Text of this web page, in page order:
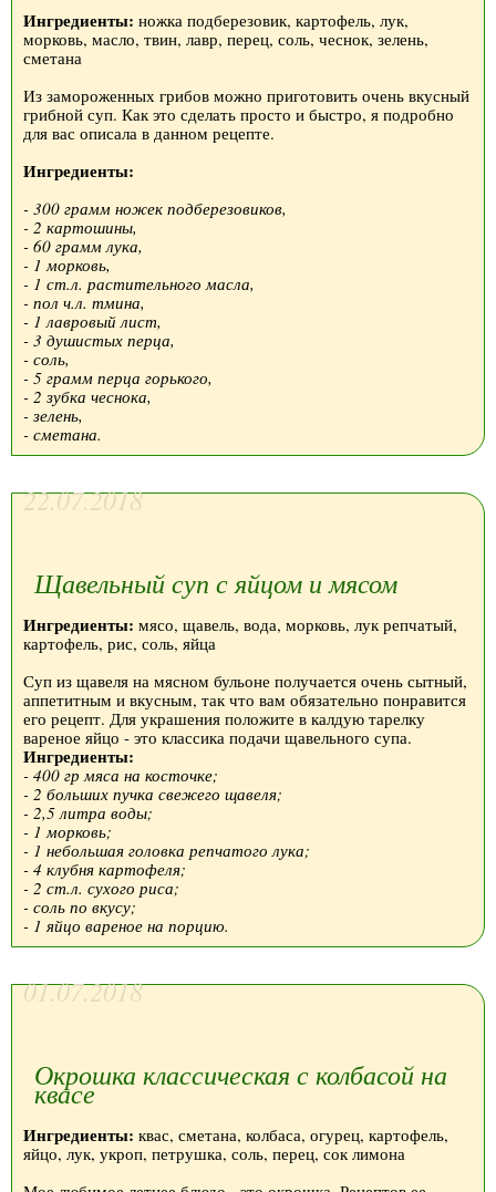
Ингредиенты: ножка подберезовик, картофель, лук,
морковь, масло, твин, лавр, перец, соль, чеснок, зелень,
сметана
Из замороженных грибов можно приготовить очень вкусный
грибной суп. Как это сделать просто и быстро, я подробно
для вас описала в данном рецепте.
Ингредиенты:
- 300 грамм ножек подберезовиков,
- 2 картошины,
- 60 грамм лука,
- 1 морковь,
- 1 ст.л. растительного масла,
- пол ч.л. тмина,
- 1 лавровый лист,
- 3 душистых перца,
- соль,
- 5 грамм перца горького,
- 2 зубка чеснока,
- зелень,
- сметана.
22.07.2018
Щавельный суп с яйцом и мясом
Ингредиенты: мясо, щавель, вода, морковь, лук репчатый,
картофель, рис, соль, яйца
Суп из щавеля на мясном бульоне получается очень сытный,
аппетитным и вкусным, так что вам обязательно понравится
его рецепт. Для украшения положите в калдую тарелку
вареное яйцо - это классика подачи щавельного супа.
Ингредиенты:
- 400 гр мяса на косточке;
- 2 больших пучка свежего щавеля;
- 2,5 литра воды;
- 1 морковь;
- 1 небольшая головка репчатого лука;
- 4 клубня картофеля;
- 2 ст.л. сухого риса;
- соль по вкусу;
- 1 яйцо вареное на порцию.
01.07.2018
Окрошка классическая с колбасой на
квасе
Ингредиенты: квас, сметана, колбаса, огурец, картофель,
яйцо, лук, укроп, петрушка, соль, перец, сок лимона